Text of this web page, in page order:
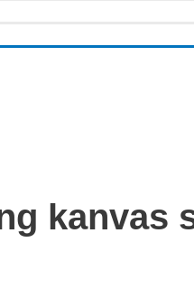
kanvas